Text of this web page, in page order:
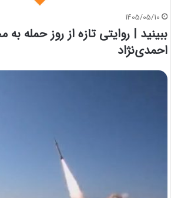
1405/05/10
ببینید | روایتی تازه از روز حمله به
احمدی‌نژاد